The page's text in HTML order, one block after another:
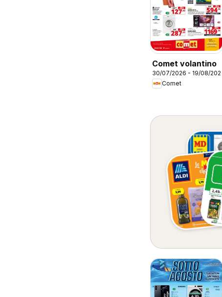
Comet volantino
30/07/2026 - 19/08/2026
Comet